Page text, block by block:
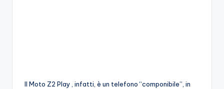
Il Moto Z2 Play , infatti, è un telefono “componibile”, in